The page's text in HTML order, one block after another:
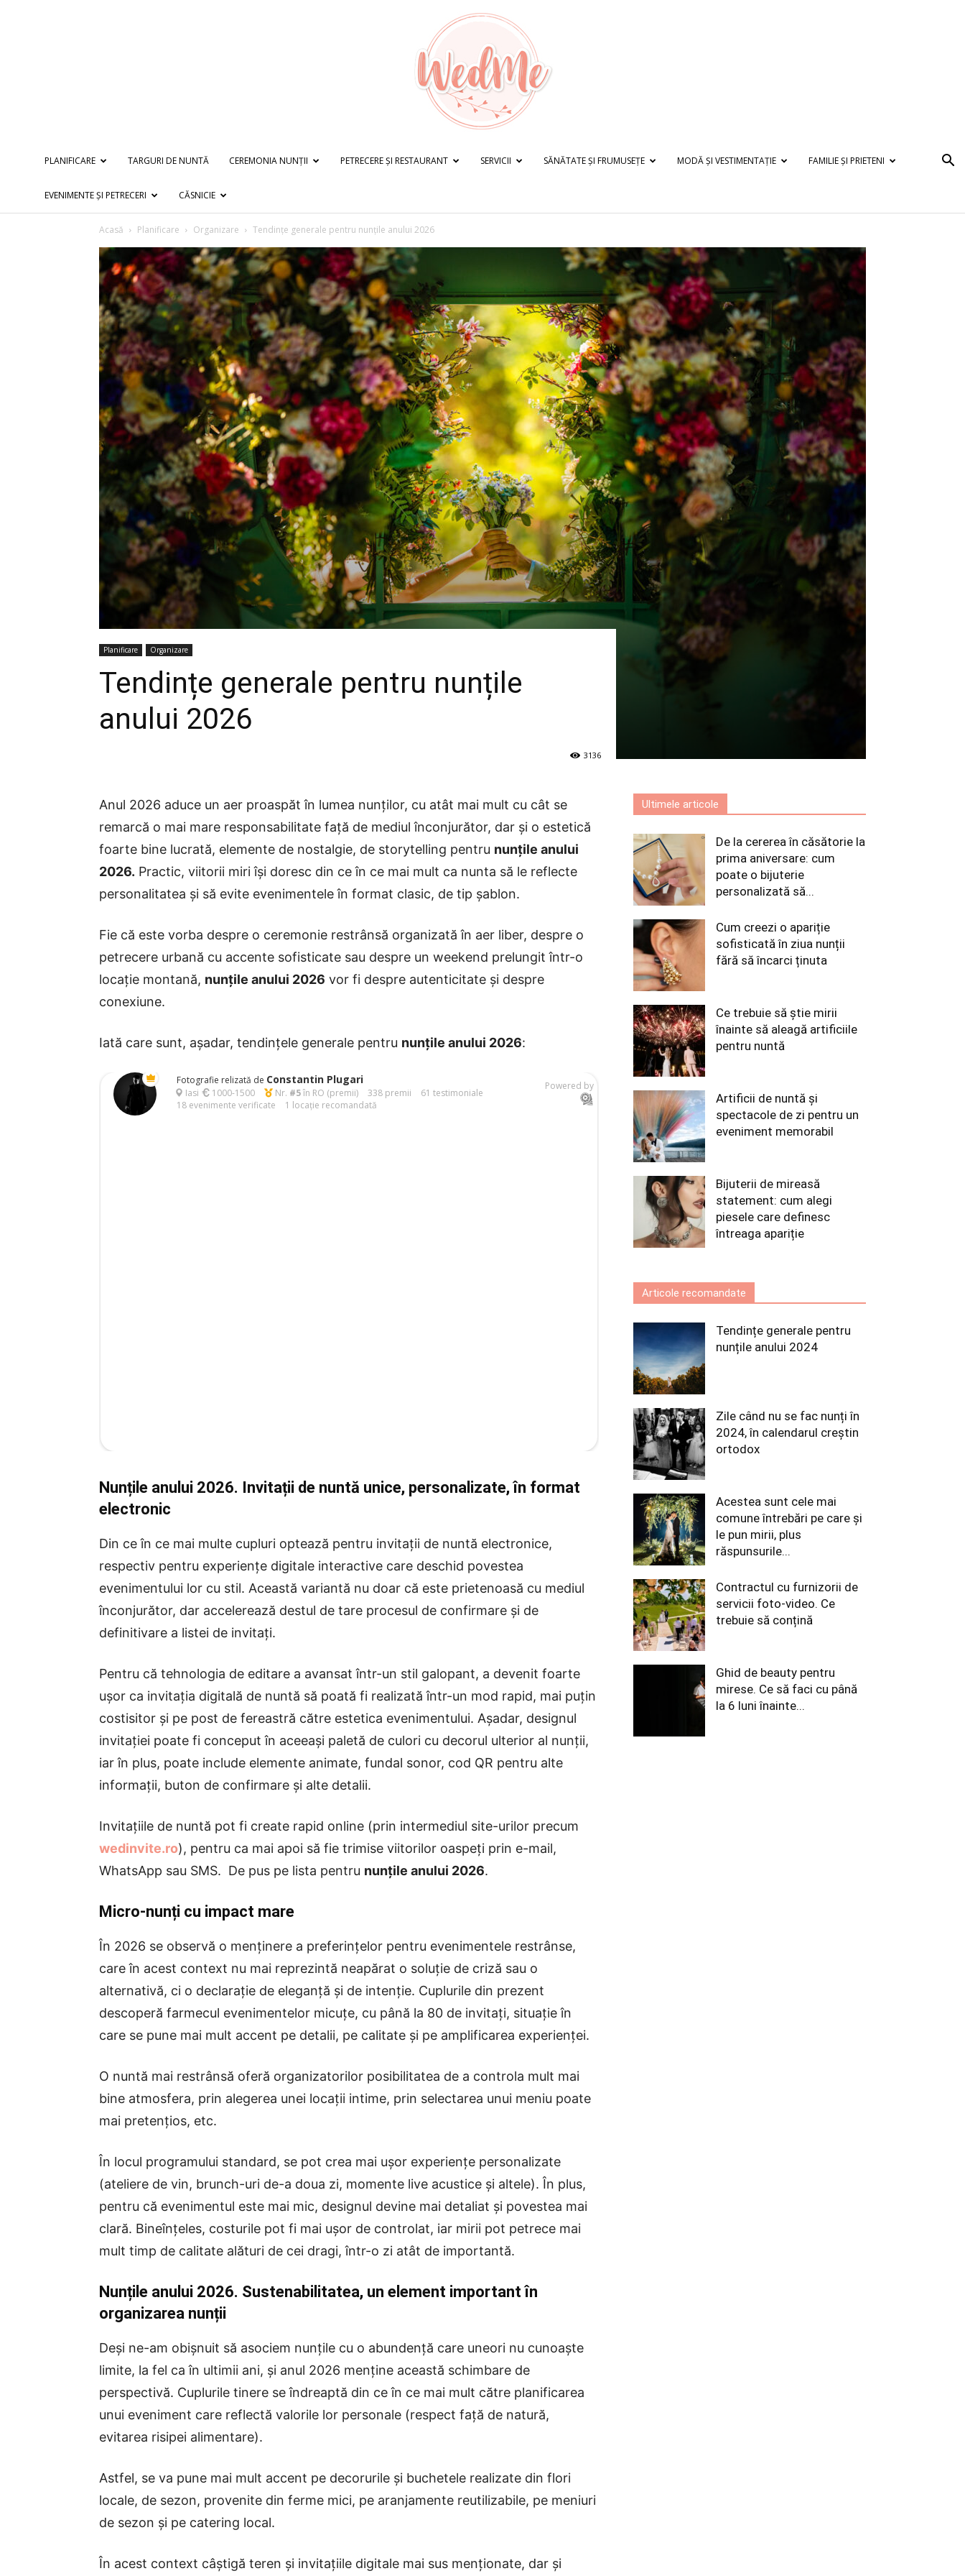
PLANIFICARE TARGURI DE NUNTĂ CEREMONIA NUNȚII PETRECERE ȘI RESTAURANT SERVICII SĂNĂTATE ȘI FRUMUSEȚE MODĂ ȘI VESTIMENTAȚIE FAMILIE ȘI PRIETENI
EVENIMENTE ȘI PETRECERI CĂSNICIE
Acasă Planificare Organizare Tendințe generale pentru nunțile anului 2026
Planificare Organizare
Tendințe generale pentru nunțile
anului 2026
3136
Anul 2026 aduce un aer proaspăt în lumea nunţilor, cu atât mai mult cu cât se
remarcă o mai mare responsabilitate faţă de mediul înconjurător, dar și o estetică
foarte bine lucrată, elemente de nostalgie, de storytelling pentru nunțile anului
2026. Practic, viitorii miri își doresc din ce în ce mai mult ca nunta să le reflecte
personalitatea și să evite evenimentele în format clasic, de tip șablon.
Fie că este vorba despre o ceremonie restrânsă organizată în aer liber, despre o
petrecere urbană cu accente sofisticate sau despre un weekend prelungit într-o
locație montană, nunţile anului 2026 vor fi despre autenticitate și despre
conexiune.
Iată care sunt, așadar, tendințele generale pentru nunțile anului 2026:
Nunțile anului 2026. Invitații de nuntă unice, personalizate, în format
electronic
Din ce în ce mai multe cupluri optează pentru invitații de nuntă electronice,
respectiv pentru experienţe digitale interactive care deschid povestea
evenimentului lor cu stil. Această variantă nu doar că este prietenoasă cu mediul
înconjurător, dar accelerează destul de tare procesul de confirmare și de
definitivare a listei de invitați.
Pentru că tehnologia de editare a avansat într-un stil galopant, a devenit foarte
ușor ca invitația digitală de nuntă să poată fi realizată într-un mod rapid, mai puțin
costisitor și pe post de fereastră către estetica evenimentului. Așadar, designul
invitației poate fi conceput în aceeaşi paletă de culori cu decorul ulterior al nunții,
iar în plus, poate include elemente animate, fundal sonor, cod QR pentru alte
informații, buton de confirmare și alte detalii.
Invitațiile de nuntă pot fi create rapid online (prin intermediul site-urilor precum
wedinvite.ro), pentru ca mai apoi să fie trimise viitorilor oaspeți prin e-mail,
WhatsApp sau SMS. De pus pe lista pentru nunțile anului 2026.
Micro-nunți cu impact mare
În 2026 se observă o menținere a preferințelor pentru evenimentele restrânse,
care în acest context nu mai reprezintă neapărat o soluție de criză sau o
alternativă, ci o declarație de eleganță și de intenție. Cuplurile din prezent
descoperă farmecul evenimentelor micuțe, cu până la 80 de invitați, situație în
care se pune mai mult accent pe detalii, pe calitate și pe amplificarea experienței.
O nuntă mai restrânsă oferă organizatorilor posibilitatea de a controla mult mai
bine atmosfera, prin alegerea unei locații intime, prin selectarea unui meniu poate
mai pretențios, etc.
În locul programului standard, se pot crea mai ușor experiențe personalizate
(ateliere de vin, brunch-uri de-a doua zi, momente live acustice și altele). În plus,
pentru că evenimentul este mai mic, designul devine mai detaliat și povestea mai
clară. Bineînțeles, costurile pot fi mai ușor de controlat, iar mirii pot petrece mai
mult timp de calitate alături de cei dragi, într-o zi atât de importantă.
Nunțile anului 2026. Sustenabilitatea, un element important în
organizarea nunții
Deși ne-am obișnuit să asociem nunțile cu o abundență care uneori nu cunoaște
limite, la fel ca în ultimii ani, și anul 2026 menține această schimbare de
perspectivă. Cuplurile tinere se îndreaptă din ce în ce mai mult către planificarea
unui eveniment care reflectă valorile lor personale (respect față de natură,
evitarea risipei alimentare).
Astfel, se va pune mai mult accent pe decorurile și buchetele realizate din flori
locale, de sezon, provenite din ferme mici, pe aranjamente reutilizabile, pe meniuri
de sezon și pe catering local.
În acest context câștigă teren și invitațiile digitale mai sus menționate, dar și
Ultimele articole
De la cererea în căsătorie la
prima aniversare: cum
poate o bijuterie
personalizată să...
Cum creezi o apariție
sofisticată în ziua nunții
fără să încarci ținuta
Ce trebuie să știe mirii
înainte să aleagă artificiile
pentru nuntă
Artificii de nuntă și
spectacole de zi pentru un
eveniment memorabil
Bijuterii de mireasă
statement: cum alegi
piesele care definesc
întreaga apariție
Articole recomandate
Tendințe generale pentru
nunțile anului 2024
Zile când nu se fac nunți în
2024, în calendarul creștin
ortodox
Acestea sunt cele mai
comune întrebări pe care și
le pun mirii, plus
răspunsurile...
Contractul cu furnizorii de
servicii foto-video. Ce
trebuie să conțină
Ghid de beauty pentru
mirese. Ce să faci cu până
la 6 luni înainte...